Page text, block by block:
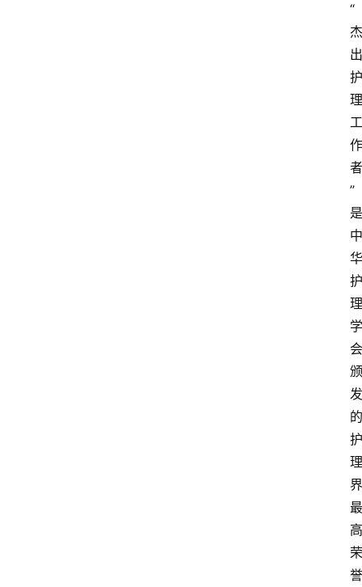
“
杰
出
护
理
工
作
者
”
是
中
华
护
理
学
会
颁
发
的
护
理
界
最
高
荣
誉